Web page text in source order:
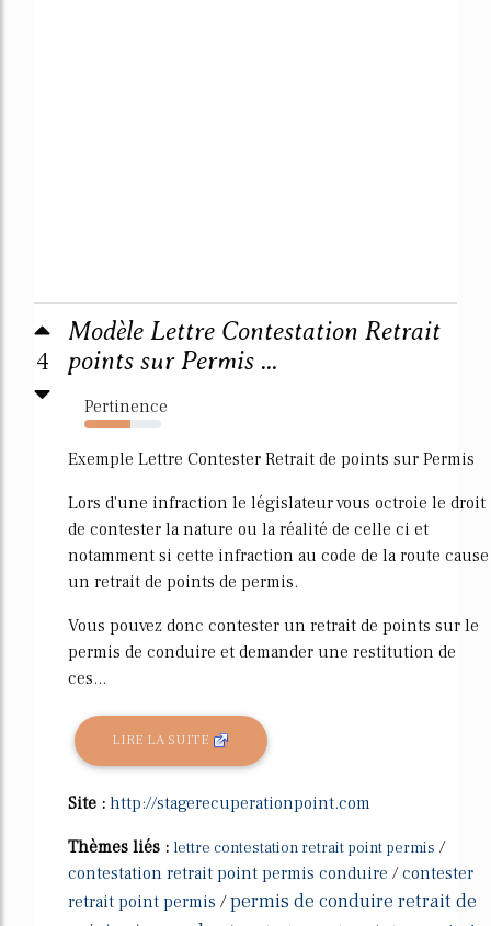
4
Modèle Lettre Contestation Retrait
points sur Permis ...
Pertinence
60%
Exemple Lettre Contester Retrait de points sur Permis
Lors d'une infraction le législateur vous octroie le droit
de contester la nature ou la réalité de celle ci et
notamment si cette infraction au code de la route cause
un retrait de points de permis.
Vous pouvez donc contester un retrait de points sur le
permis de conduire et demander une restitution de
ces...
LIRE LA SUITE
Site : http://stagerecuperationpoint.com
Thèmes liés : lettre contestation retrait point permis /
contestation retrait point permis conduire /contester
retrait point permis /permis de conduire retrait de